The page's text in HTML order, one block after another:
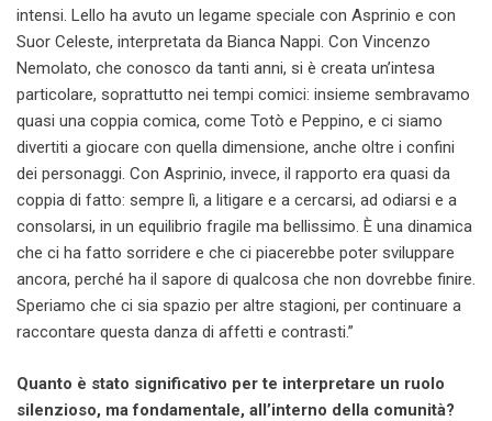
intensi. Lello ha avuto un legame speciale con Asprinio e con
Suor Celeste, interpretata da Bianca Nappi. Con Vincenzo
Nemolato, che conosco da tanti anni, si è creata un’intesa
particolare, soprattutto nei tempi comici: insieme sembravamo
quasi una coppia comica, come Totò e Peppino, e ci siamo
divertiti a giocare con quella dimensione, anche oltre i confini
dei personaggi. Con Asprinio, invece, il rapporto era quasi da
coppia di fatto: sempre lì, a litigare e a cercarsi, ad odiarsi e a
consolarsi, in un equilibrio fragile ma bellissimo. È una dinamica
che ci ha fatto sorridere e che ci piacerebbe poter sviluppare
ancora, perché ha il sapore di qualcosa che non dovrebbe finire.
Speriamo che ci sia spazio per altre stagioni, per continuare a
raccontare questa danza di affetti e contrasti.”
Quanto è stato significativo per te interpretare un ruolo
silenzioso, ma fondamentale, all’interno della comunità?